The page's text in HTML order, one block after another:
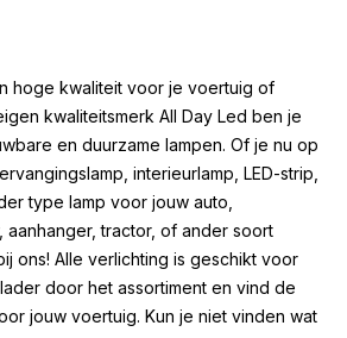
truck of trailer.
zijn niet CAN-Bus proof. Dit wil zeggen
van een defecte lamp kan opleveren
voornamelijk van toepassing bij
vrachtwagens zijn hiervan vaak
lampen zoals verstralers of skylights
Bus systeem.
hoge kwaliteit voor je voertuig of
kwaliteitsmerk All Day Led ben je
en duurzame lampen. Of je nu op
interieurlamp, LED-strip,
type lamp voor jouw auto,
aanhanger, tractor, of ander soort
ons! Alle verlichting is geschikt voor
door het assortiment en vind de
jouw voertuig. Kun je niet vinden wat